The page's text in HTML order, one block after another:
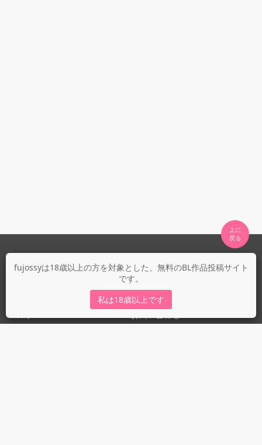
fujossyは18歳以上の方を対象とした、無料のBL作品投稿サイト
です。
私は18歳以上です
上に
fujossyについて
fujossy運営ブログ